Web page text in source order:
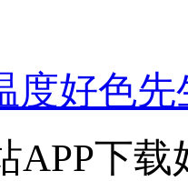
度好色
APP下载